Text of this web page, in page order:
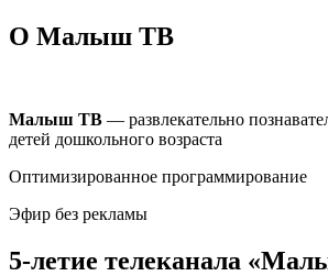
О Малыш ТВ
Малыш ТВ — развлекательно
детей дошкольного возраста
Оптимизированное программирование
Эфир без рекламы
5-летие телеканала